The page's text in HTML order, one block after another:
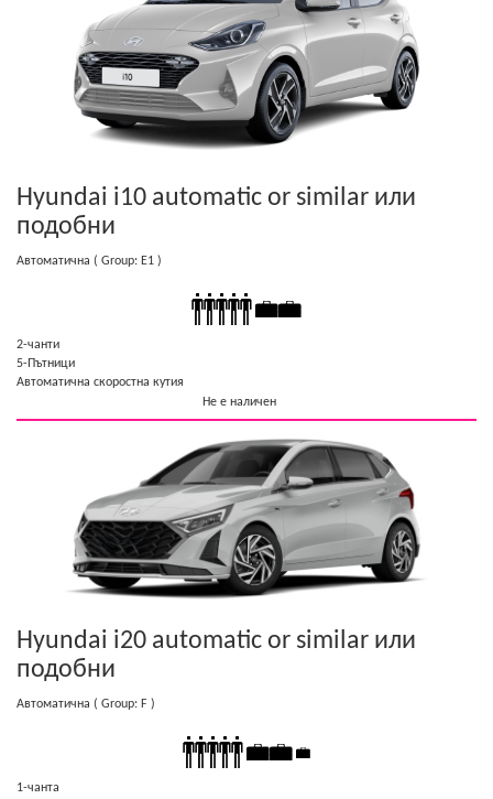
Hyundai i10 automatic or similar или
подобни
Автоматична ( Group: E1 )
2-чанти
5-Пътници
Автоматична скоростна кутия
Не е наличен
Hyundai i20 automatic or similar или
подобни
Автоматична ( Group: F )
1-чанта